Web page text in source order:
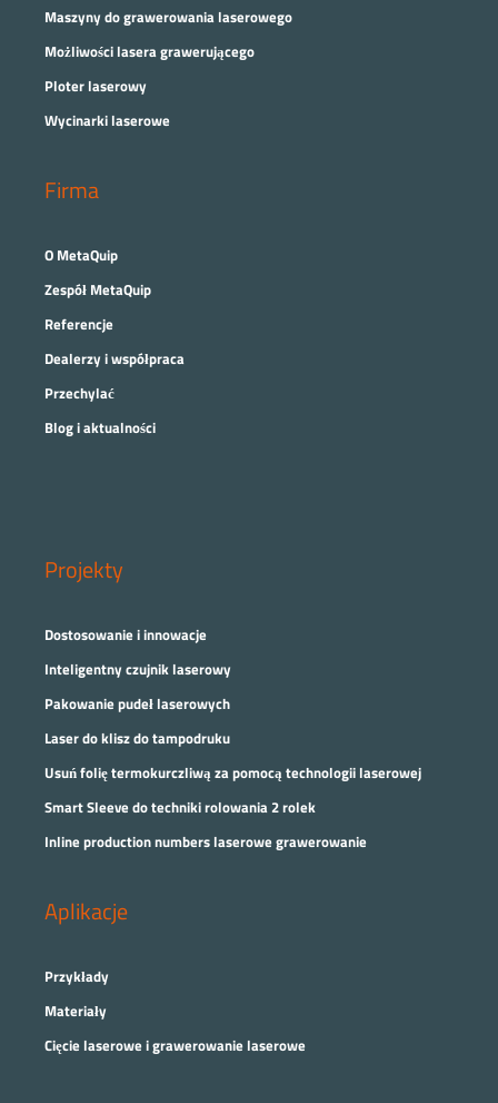
Maszyny do grawerowania laserowego
Możliwości lasera grawerującego
Ploter laserowy
Wycinarki laserowe
Firma
O MetaQuip
Zespół MetaQuip
Referencje
Dealerzy i współpraca
Przechylać
Blog i aktualności
Projekty
Dostosowanie i innowacje
Inteligentny czujnik laserowy
Pakowanie pudeł laserowych
Laser do klisz do tampodruku
Usuń folię termokurczliwą za pomocą technologii laserowej
Smart Sleeve do techniki rolowania 2 rolek
Inline production numbers laserowe grawerowanie
Aplikacje
Przykłady
Materiały
Cięcie laserowe i grawerowanie laserowe